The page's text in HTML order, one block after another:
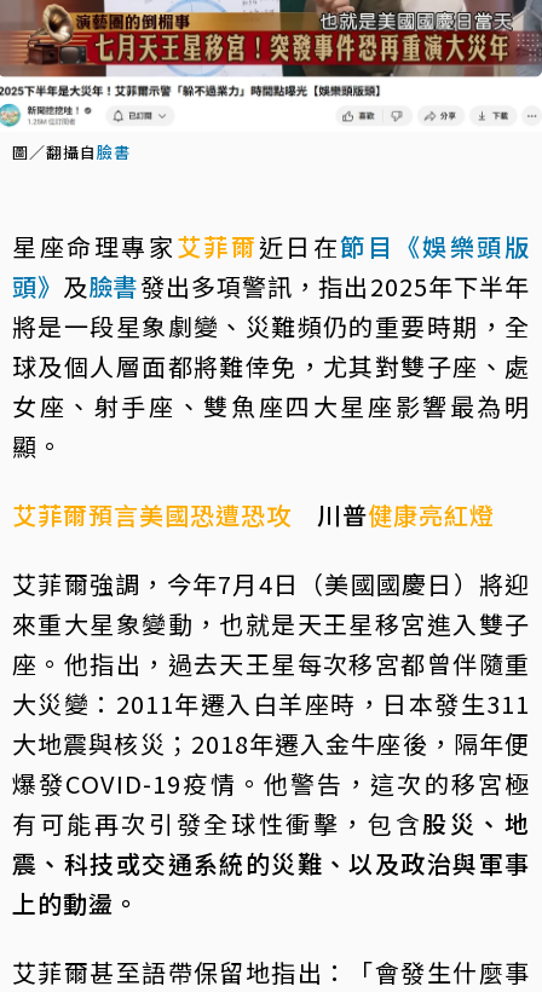
圖／翻攝自臉書
星座命理專家艾菲爾近日在節目《娛樂頭版
頭》 及臉書發出多項警訊，指出2025年下半年
將是一段星象劇變、災難頻仍的重要時期，全
球及個人層面都將難倖免，尤其對雙子座、處
女座、射手座、雙魚座四大星座影響最為明
顯。
艾菲爾預言美國恐遭恐攻 川普健康亮紅燈
艾菲爾強調，今年7月4日（美國國慶日）將迎
來重大星象變動，也就是天王星移宮進入雙子
座。他指出，過去天王星每次移宮都曾伴隨重
大災變：2011年遷入白羊座時，日本發生311
大地震與核災；2018年遷入金牛座後，隔年便
爆發COVID-19疫情。他警告，這次的移宮極
有可能再次引發全球性衝擊，包含股災、地
震、科技或交通系統的災難、以及政治與軍事
上的動盪。
艾菲爾甚至語帶保留地指出：「會發生什麼事